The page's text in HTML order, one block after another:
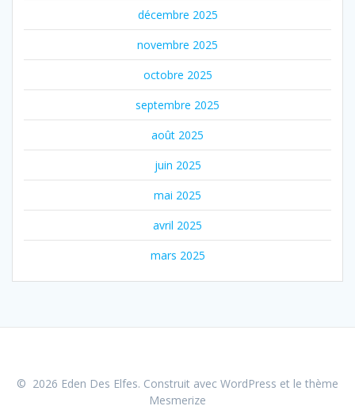
décembre 2025
novembre 2025
octobre 2025
septembre 2025
août 2025
juin 2025
mai 2025
avril 2025
mars 2025
© 2026 Eden Des Elfes. Construit avec WordPress et le thème
Mesmerize